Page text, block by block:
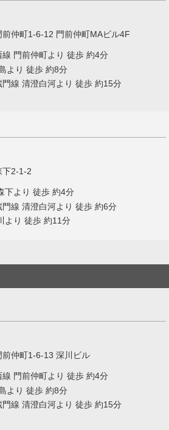
仲町1-6-12 門前仲町MAビル4F
門前仲町より 徒歩 約4分
より 徒歩 約8分
線 清澄白河より 徒歩 約15分
下2-1-2
下より 徒歩 約4分
線 清澄白河より 徒歩 約6分
より 徒歩 約11分
前仲町1-6-13 深川ビル
門前仲町より 徒歩 約4分
より 徒歩 約8分
線 清澄白河より 徒歩 約15分